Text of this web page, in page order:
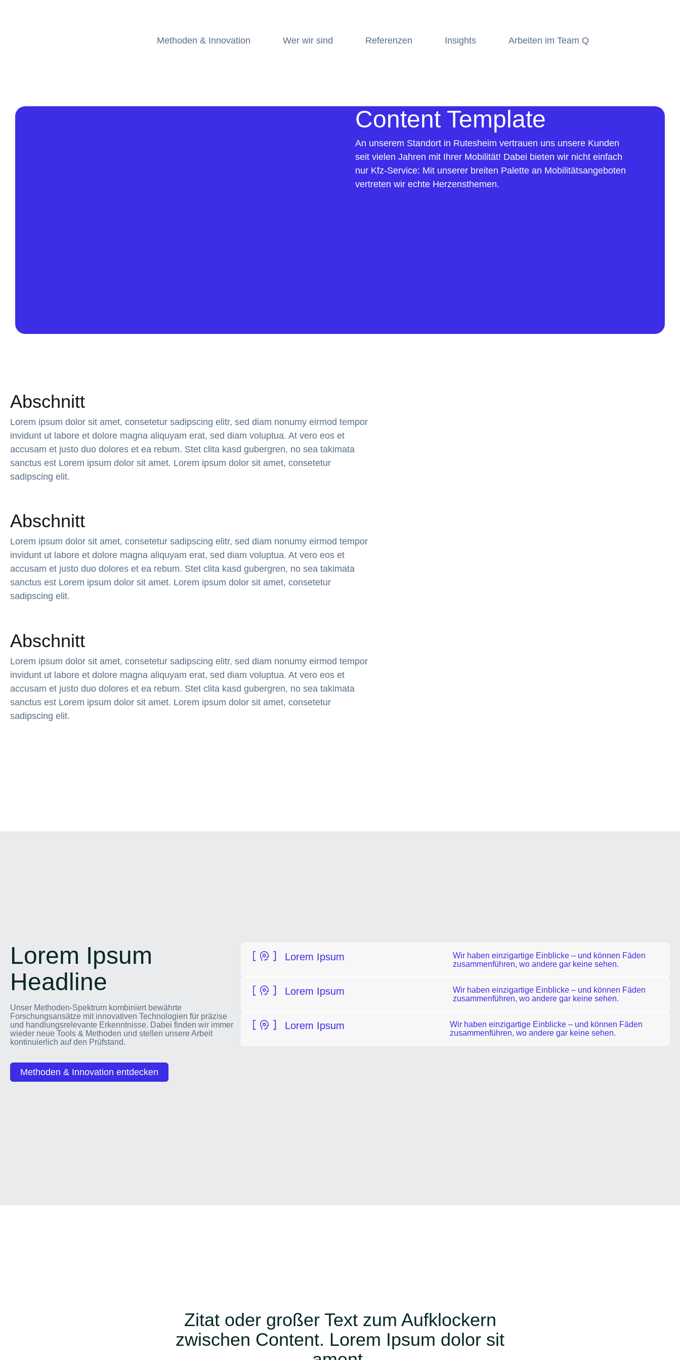
Methoden & Innovation Wer wir sind Referenzen Insights Arbeiten im Team Q
Content Template
An unserem Standort in Rutesheim vertrauen uns unsere Kunden
seit vielen Jahren mit Ihrer Mobilität! Dabei bieten wir nicht einfach
nur Kfz-Service: Mit unserer breiten Palette an Mobilitätsangeboten
vertreten wir echte Herzensthemen.
Abschnitt
Lorem ipsum dolor sit amet, consetetur sadipscing elitr, sed diam nonumy eirmod tempor
invidunt ut labore et dolore magna aliquyam erat, sed diam voluptua. At vero eos et
accusam et justo duo dolores et ea rebum. Stet clita kasd gubergren, no sea takimata
sanctus est Lorem ipsum dolor sit amet. Lorem ipsum dolor sit amet, consetetur
sadipscing elit.
Abschnitt
Lorem ipsum dolor sit amet, consetetur sadipscing elitr, sed diam nonumy eirmod tempor
invidunt ut labore et dolore magna aliquyam erat, sed diam voluptua. At vero eos et
accusam et justo duo dolores et ea rebum. Stet clita kasd gubergren, no sea takimata
sanctus est Lorem ipsum dolor sit amet. Lorem ipsum dolor sit amet, consetetur
sadipscing elit.
Abschnitt
Lorem ipsum dolor sit amet, consetetur sadipscing elitr, sed diam nonumy eirmod tempor
invidunt ut labore et dolore magna aliquyam erat, sed diam voluptua. At vero eos et
accusam et justo duo dolores et ea rebum. Stet clita kasd gubergren, no sea takimata
sanctus est Lorem ipsum dolor sit amet. Lorem ipsum dolor sit amet, consetetur
sadipscing elit.
Lorem Ipsum
Headline
Unser Methoden-Spektrum kombiniert bewährte
Forschungsansätze mit innovativen Technologien für präzise
und handlungsrelevante Erkenntnisse. Dabei finden wir immer
wieder neue Tools & Methoden und stellen unsere Arbeit
kontinuierlich auf den Prüfstand.
Methoden & Innovation entdecken
Lorem Ipsum
Wir haben einzigartige Einblicke – und können Fäden
zusammenführen, wo andere gar keine sehen.
Lorem Ipsum
Wir haben einzigartige Einblicke – und können Fäden
zusammenführen, wo andere gar keine sehen.
Lorem Ipsum
Wir haben einzigartige Einblicke – und können Fäden
zusammenführen, wo andere gar keine sehen.
Zitat oder großer Text zum Aufklockern
zwischen Content. Lorem Ipsum dolor sit